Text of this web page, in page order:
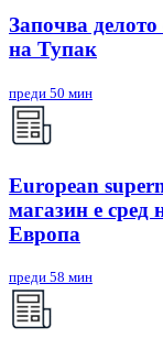
Започва
на Тупак
преди 50 мин
European
магазин е сред
Европа
преди 58 мин